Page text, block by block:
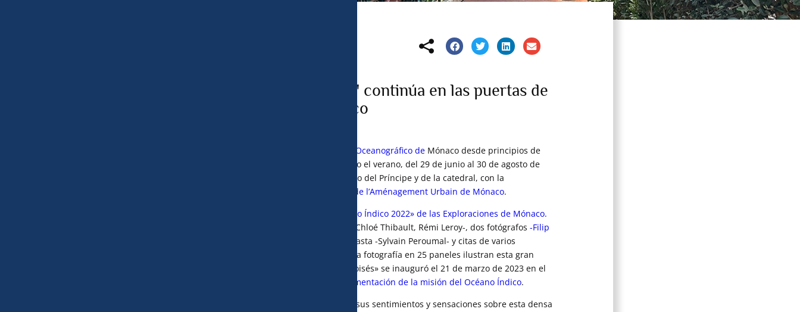
La exposición "Regards croisés" continúa en las puertas de
los jardines St-Martin de Mónaco
Museo Oceanográfico de Mónaco desde principios de
primavera, la exposición «Regards croisés» continuará durante todo el verano, del 29 de junio al 30 de agosto de
2023, en las puertas de los Jardines de San Martín, cerca del Palacio del Príncipe y de la catedral, con la
Direction de l’Aménagement Urbain de Mónaco.
misión «Océano Índico 2022» de las Exploraciones de Mónaco.
, Chloé Thibault, Rémi Leroy-, dos fotógrafos -Filip
, un cineasta -Sylvain Peroumal- y citas de varios
participantes, el relato, el dibujo, la acuarela, el sonido, el vídeo y la fotografía en 25 paneles ilustran esta gran
de Mónaco. La exposición «Regards croisés» se inauguró el 21 de marzo de 2023 en el
día de la retroalimentación de la misión del Océano Índico.
Durante el stage de artistas del último día, los artistas expresaron sus sentimientos y sensaciones sobre esta densa